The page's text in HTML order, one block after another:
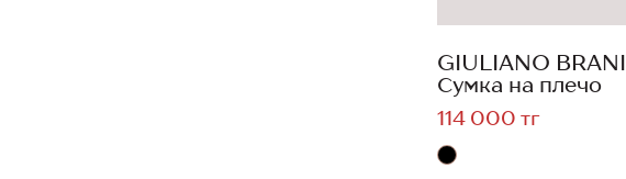
GIULIANO BRANI
Сумка на плечо
114 000 тг